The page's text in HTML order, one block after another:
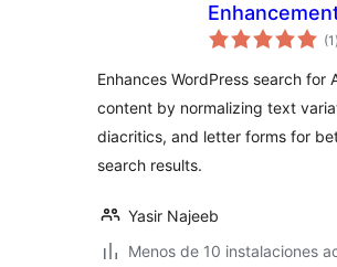
(1 )
Enhances WordPress search for
content by normalizing text
diacritics, and letter forms for
search results.
Yasir Najeeb
Menos de 10 instalaciones